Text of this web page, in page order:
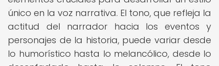
único en la voz narrativa. El tono, que refleja la
actitud del narrador hacia los eventos y
personajes de la historia, puede variar desde
lo humorístico hasta lo melancólico, desde lo